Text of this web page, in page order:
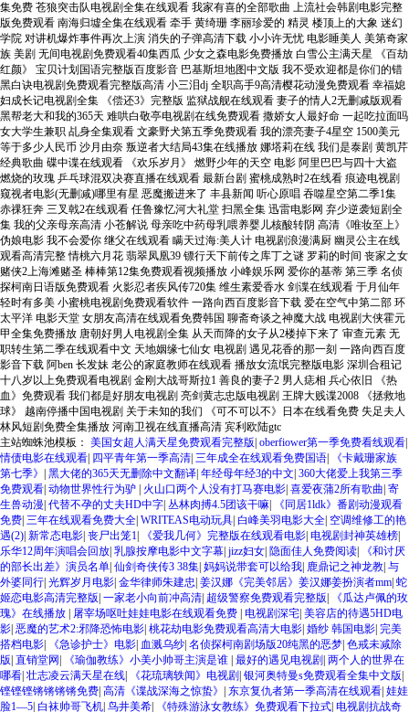
集免费 苍狼突击队电视剧全集在线观看 我家有喜的全部歌曲 上流社会韩剧电影完整
版免费观看 南海归墟全集在线观看 牵手 黄绮珊 李丽珍爱的 精灵 楼顶上的大象 迷幻
学院 对讲机爆炸事件再次上演 消失的子弹高清下载 小小许无忧 电影睡美人 美第奇家
族 美剧 无间电视剧免费观看40集西瓜 少女之森电影免费播放 白雪公主满天星 《百劫
红颜》 宝贝计划国语完整版百度影音 巴基斯坦地图中文版 我不受欢迎都是你们的错
黑白诀电视剧免费观看完整版高清 小三泪dj 全职高手9高清樱花动漫免费观看 幸福媳
妇成长记电视剧全集 《偿还3》完整版 监狱战舰在线观看 妻子的情人2无删减版观看
黑帮老大和我的365天 难哄白敬亭电视剧在线免费观看 撒娇女人最好命 一起吃拉面吗
女大学生兼职 乩身全集观看 文豪野犬第五季免费观看 我的漂亮妻子4星空 1500美元
等于多少人民币 沙月由奈 叛逆者大结局43集在线播放 娜塔莉在线 我们是泰剧 黄凯芹
经典歌曲 碟中谍在线观看 《欢乐岁月》 燃野少年的天空 电影 阿里巴巴与四十大盗
燃烧的玫瑰 乒乓球混双决赛直播在线观看 最新台剧 蜜桃成熟时2在线看 痕迹电视剧
窥视者电影(无删减)哪里有星 恶魔搬进来了 丰县新闻 听心原唱 吞噬星空第二季1集
赤祼狂奔 三叉戟2在线观看 任鲁豫忆河大礼堂 扫黑全集 迅雷电影网 弃少逆袭短剧全
集 我的父亲母亲高清 小苍解说 母亲吃中药母乳喂养婴儿核酸转阴 高清《唯妆至上》
伪娘电影 我不会爱你 继父在线观看 瞒天过海:美人计 电视剧浪漫满厨 幽灵公主在线
观看高清完整 情桃六月花 翡翠凤凰39 镖行天下前传之库丁之谜 罗莉的时间 丧家之女
赌侠2上海滩赌圣 棒棒第12集免费观看视频播放 小峰娱乐网 爱你的基蒂 第三季 名侦
探柯南日语版免费观看 火影忍者疾风传720集 维生素爱香水 剑谍在线观看 于月仙年
轻时有多美 小蜜桃电视剧免费观看软件 一路向西百度影音下载 爱在空气中第二部 环
太平洋 电影天堂 女朋友高清在线观看免费韩国 聊斋奇谈之神魔大战 电视剧大侠霍元
甲全集免费播放 唐朝好男人电视剧全集 从天而降的女子从2楼掉下来了 审查元素 无
职转生第二季在线观看中文 天地姻缘七仙女 电视剧 遇见花香的那一刻 一路向西百度
影音下载 阿ben 长发妹 老公的家庭教师在线观看 播放女流氓完整版电影 深圳合租记
十八岁以上免费观看电视剧 金刚大战哥斯拉1 善良的妻子2 男人痣相 兵心依旧 《热
血》免费观看 我们都是好朋友电视剧 亮剑黄志忠版电视剧 王牌大贱谍2008 《拯救地
球》 越南停播中国电视剧 关于未知的我们 《可不可以不》日本在线看免费 失足夫人
林风短剧免费全集播放 河南卫视在线直播高清 宾利欧陆gtc
主站蜘蛛池模板： 美国女超人满天星免费观看完整版 oberfiower第一季免费看线观看
情债电影在线观看 四平青年第一季高清 三年成全在线观看免费国语
《卡戴珊家族
第七季》
黑大佬的365天无删除中文翻译 年经母年经3的中文 360大佬爱上我第三季
免费观看 动物世界性行为驴 火山口两个人没有打马赛电影 喜爱夜蒲2所有歌曲 寄
生兽动漫 代替不孕的丈夫HD中字 丛林肉搏4.5团该干嘛
《同居1ldk》番剧动漫观看
免费 三年在线观看免费大全 WRITEAS电动玩具 白峰美羽电影大全 空调维修工的艳
遇(2) 新常态电影 丧尸出笼1 《爱我几何》完整版在线观看电影 电视剧封神英雄榜
乐华12周年演唱会回放 乳腺按摩电影中文字幕 jizz妇女 隐面佳人免费阅读
《和讨厌
的部长出差》演员名单 仙剑奇侠传3 38集 妈妈说带套可以给我 鹿鼎记之神龙教 与
外婆同行 光辉岁月电影 金华律师朱建忠 姜汉娜《完美邻居》姜汉娜姜扮演者mm 蛇
姬恋电影高清完整版 一家老小向前冲高清 超级警察免费观看完整版
《瓜达卢佩的玫
瑰》在线播放
屠宰场呕吐娃娃电影在线观看免费 电视剧深宅 美容店的待遇5HD电
影 恶魔的艺术2:邪降恐怖电影 桃花劫电影免费观看高清大电影 婚纱 韩国电影 完美
搭档电影
《急诊护士》电影 血溅乌纱 名侦探柯南剧场版20纯黑的恶梦 色戒未减除
版 直销堂网 《瑜伽教练》小美小帅哥主演是谁 最好的遇见电视剧 两个人的世界在
哪看 壮志凌云满天星在线 《花琉璃轶闻》电视剧 银河奥特曼s免费观看全集中文版
铿铿铿锵锵锵锵免费 高清《谍战深海之惊蛰》 东京复仇者第一季高清在线观看 娃娃
脸1—5 白袜帅哥飞机 鸟井美希 《特殊游泳女教练》免费观看下拉式 电视剧抗战奇